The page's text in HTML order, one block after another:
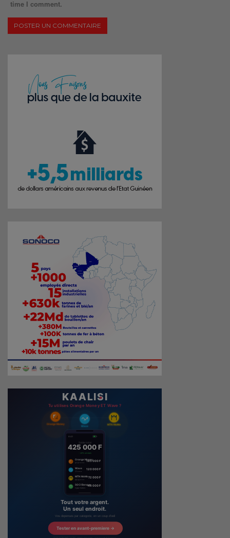
time I comment.